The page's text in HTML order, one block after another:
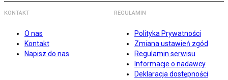
KONTAKT
O nas
Kontakt
Napisz do nas
REGULAMIN
Polityka Prywatności
Zmiana ustawień zgód
Regulamin serwisu
Informacje o nadawcy
Deklaracja dostępności